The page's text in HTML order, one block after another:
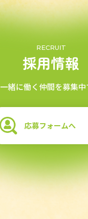
RECRUIT
採用情報
一緒に働く仲間を募集
応募フォームへ